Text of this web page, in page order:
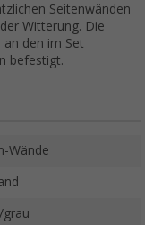
Seitenwänden
Witterung. Die
den im Set
befestigt.
Wände
grau